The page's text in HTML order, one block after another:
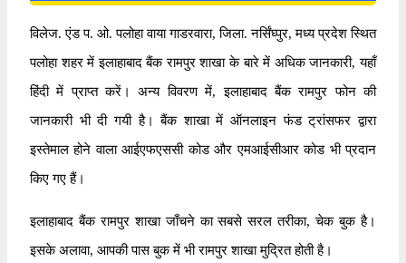
विलेज. एंड प. ओ. पलोहा वाया गाडरवारा, जिला. नर्सिंघ्पुर, मध्य प्रदेश स्थित
पलोहा शहर में इलाहाबाद बैंक रामपुर शाखा के बारे में अधिक जानकारी, यहाँ
हिंदी में प्राप्त करें। अन्य विवरण में, इलाहाबाद बैंक रामपुर फोन की
जानकारी भी दी गयी है। बैंक शाखा में ऑनलाइन फंड ट्रांसफर द्वारा
इस्तेमाल होने वाला आईएफएससी कोड और एमआईसीआर कोड भी प्रदान
किए गए हैं।
इलाहाबाद बैंक रामपुर शाखा जाँचने का सबसे सरल तरीका, चेक बुक है।
इसके अलावा, आपकी पास बुक में भी रामपुर शाखा मुद्रित होती है।